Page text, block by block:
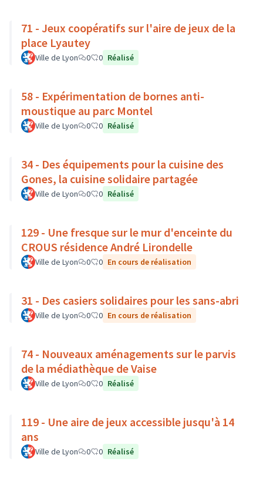
71 - Jeux coopératifs sur l'aire de jeux de la
place Lyautey
Ville de Lyon 0 0 Réalisé
58 - Expérimentation de bornes anti-
moustique au parc Montel
Ville de Lyon 0 0 Réalisé
34 - Des équipements pour la cuisine des
Gones, la cuisine solidaire partagée
Ville de Lyon 0 0 Réalisé
129 - Une fresque sur le mur d'enceinte du
CROUS résidence André Lirondelle
Ville de Lyon 0 0 En cours de réalisation
31 - Des casiers solidaires pour les sans-abri
Ville de Lyon 0 0 En cours de réalisation
74 - Nouveaux aménagements sur le parvis
de la médiathèque de Vaise
Ville de Lyon 0 0 Réalisé
119 - Une aire de jeux accessible jusqu'à 14
ans
Ville de Lyon 0 0 Réalisé